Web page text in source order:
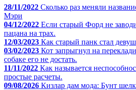
28/11/2022 Сколько раз меняли
Мэри
04/12/2022 Если старый Форд не
пацана на трах.
12/03/2023 Как старый панк стал
03/02/2023 Кот запрыгнул на
собаке его не достать.
11/11/2022 Как называется
простые расчеты.
09/08/2026 Кизлар дам мода: Бунт